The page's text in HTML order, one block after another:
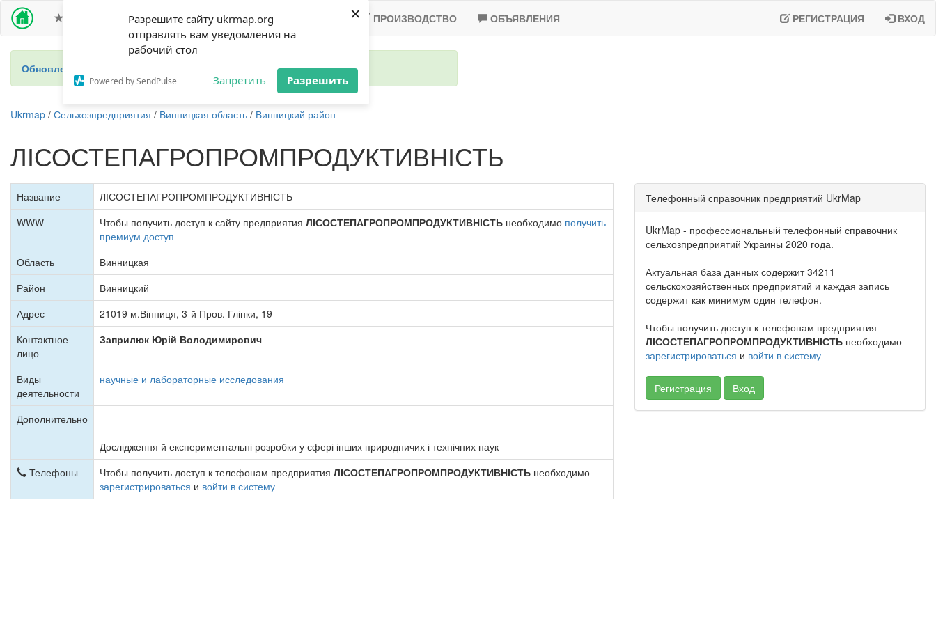
Разрешите сайту ukrmap.org
отправлять вам уведомления на
рабочий стол
Powered by SendPulse Запретить Разрешить
×
ПРЕМИУМ ДОСТУП СЕЛЬХОЗПРЕДПРИЯТИЯ-2020 ПРОИЗВОДСТВО ОБЪЯВЛЕНИЯ РЕГИСТРАЦИЯ ВХОД
Обновление 2024 - новый справочник фермеров Украины
Ukrmap / Сельхозпредприятия / Винницкая область / Винницкий район
ЛІСОСТЕПАГРОПРОМПРОДУКТИВНІСТЬ
Название
ЛІСОСТЕПАГРОПРОМПРОДУКТИВНІСТЬ
WWW
Чтобы получить доступ к сайту предприятия ЛІСОСТЕПАГРОПРОМПРОДУКТИВНІСТЬ необходимо получить
премиум доступ
Область
Винницкая
Район
Винницкий
Адрес
21019 м.Вінниця, 3-й Пров. Глінки, 19
Контактное
лицо
Заприлюк Юрій Володимирович
Виды
деятельности
научные и лабораторные исследования
Дополнительно
Дослідження й експериментальні розробки у сфері інших природничих і технічних наук
Телефоны
Чтобы получить доступ к телефонам предприятия ЛІСОСТЕПАГРОПРОМПРОДУКТИВНІСТЬ необходимо
зарегистрироваться и войти в систему
Телефонный справочник предприятий UkrMap
UkrMap - профессиональный телефонный справочник
сельхозпредприятий Украины 2020 года.
Актуальная база данных содержит 34211
сельскохозяйственных предприятий и каждая запись
содержит как минимум один телефон.
Чтобы получить доступ к телефонам предприятия
ЛІСОСТЕПАГРОПРОМПРОДУКТИВНІСТЬ необходимо
зарегистрироваться и войти в систему
Регистрация Вход